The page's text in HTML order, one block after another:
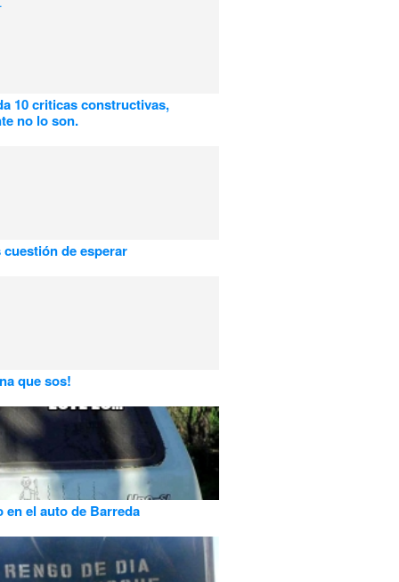
10 criticas constructivas,
no lo son.
cuestión de esperar
que sos!
en el auto de Barreda